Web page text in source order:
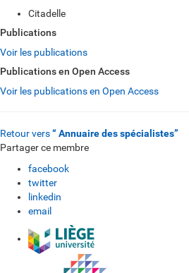
Citadelle
Publications
Voir les publications
Publications en Open Access
Voir les publications en Open Access
Retour vers“ Annuaire des spécialistes”
Partager ce membre
facebook
twitter
linkedin
email